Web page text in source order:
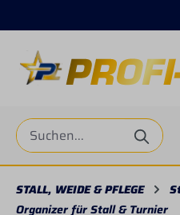
STALL, WEIDE & PFLEGE
Organizer für Stall & Turnier